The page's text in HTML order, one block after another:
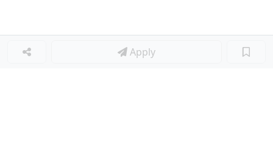
Apply